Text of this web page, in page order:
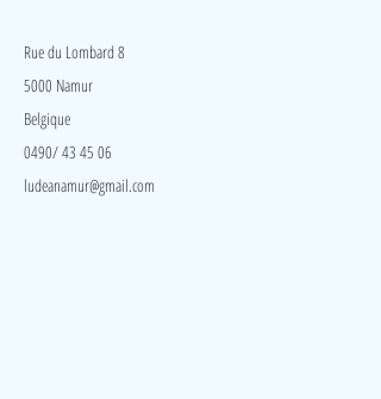
Rue du Lombard 8
5000 Namur
Belgique
0490/ 43 45 06
ludeanamur@gmail.com